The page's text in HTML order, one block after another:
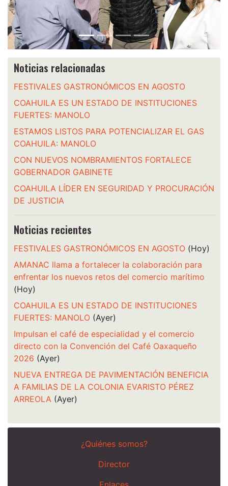
Noticias relacionadas
FESTIVALES GASTRONÓMICOS EN AGOSTO
COAHUILA ES UN ESTADO DE INSTITUCIONES
FUERTES: MANOLO
ESTAMOS LISTOS PARA POTENCIALIZAR EL GAS
COAHUILA: MANOLO
CON NUEVOS NOMBRAMIENTOS FORTALECE
GOBERNADOR GABINETE
COAHUILA LÍDER EN SEGURIDAD Y PROCURACIÓN
DE JUSTICIA
Noticias recientes
FESTIVALES GASTRONÓMICOS EN AGOSTO (Hoy)
AMANAC llama a fortalecer la colaboración para
enfrentar los nuevos retos del comercio marítimo
(Hoy)
COAHUILA ES UN ESTADO DE INSTITUCIONES
FUERTES: MANOLO (Ayer)
Impulsan el café de especialidad y el comercio
directo con la Convención del Café Oaxaqueño
2026 (Ayer)
NUEVA ENTREGA DE PAVIMENTACIÓN BENEFICIA
A FAMILIAS DE LA COLONIA EVARISTO PÉREZ
ARREOLA (Ayer)
¿Quiénes somos?
Director